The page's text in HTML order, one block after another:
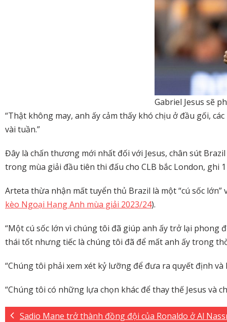
Gabriel Jesus sẽ
“Thật không may, anh ấy cảm thấy khó chịu ở đầu gối,
vài tuần.”
Đây là chấn thương mới nhất đối với Jesus, chân sút
trong mùa giải đầu tiên thi đấu cho CLB bắc London, ghi
Arteta thừa nhận mất tuyển thủ Brazil là một “cú sốc
kèo Ngoại Hạng Anh mùa giải 2023/24).
“Một cú sốc lớn vì chúng tôi đã giúp anh ấy trở lại
thái tốt nhưng tiếc là chúng tôi đã để mất anh ấy trong
“Chúng tôi phải xem xét kỷ lưỡng để đưa ra quyết định
“Chúng tôi có những lựa chọn khác để thay thế Jesus và
Sadio Mane trở thành đồng đội của Ronaldo ở Al